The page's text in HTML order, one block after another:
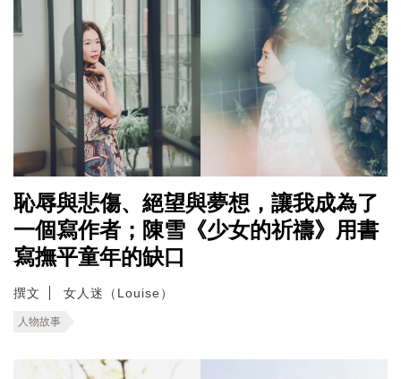
恥辱與悲傷、絕望與夢想，讓我成為了
一個寫作者；陳雪《少女的祈禱》用書
寫撫平童年的缺口
撰文 女人迷（Louise）
人物故事